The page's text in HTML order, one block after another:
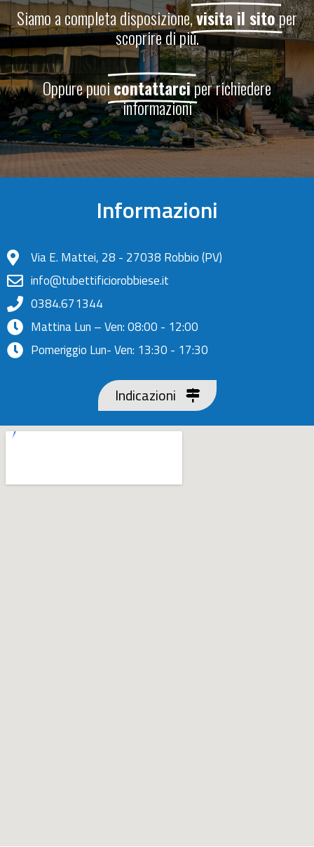
Siamo a completa disposizione,visita il sitoper
scoprire di più.
Oppure puoicontattarciper richiedere
informazioni
Informazioni
Via E. Mattei, 28 - 27038 Robbio (PV)
info@tubettificiorobbiese.it
0384.671344
Mattina Lun – Ven: 08:00 - 12:00
Pomeriggio Lun- Ven: 13:30 - 17:30
Indicazioni